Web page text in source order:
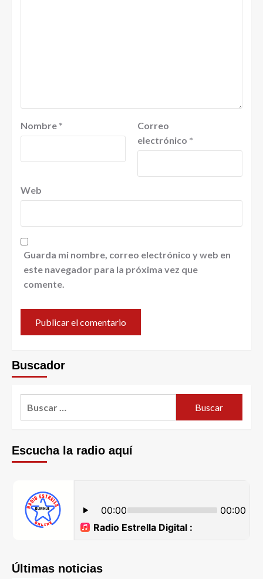
Nombre *
Correo
electrónico *
Web
Guarda mi nombre, correo electrónico y web en
este navegador para la próxima vez que
comente.
Buscador
Escucha la radio aquí
Últimas noticias